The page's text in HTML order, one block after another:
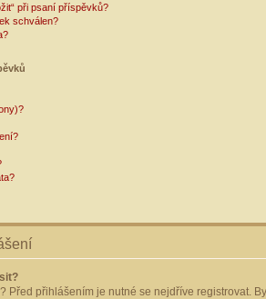
při psaní příspěvků?
schválen?
Před přihlášením je nutné se nejdříve registrovat.